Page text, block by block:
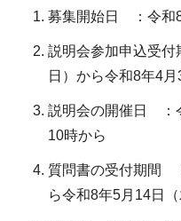
募集開始日 ：令和8
説明会参加申込受付
日）から令和8年4
説明会の開催日 ：
10時から
質問書の受付期間
ら令和8年5月14日